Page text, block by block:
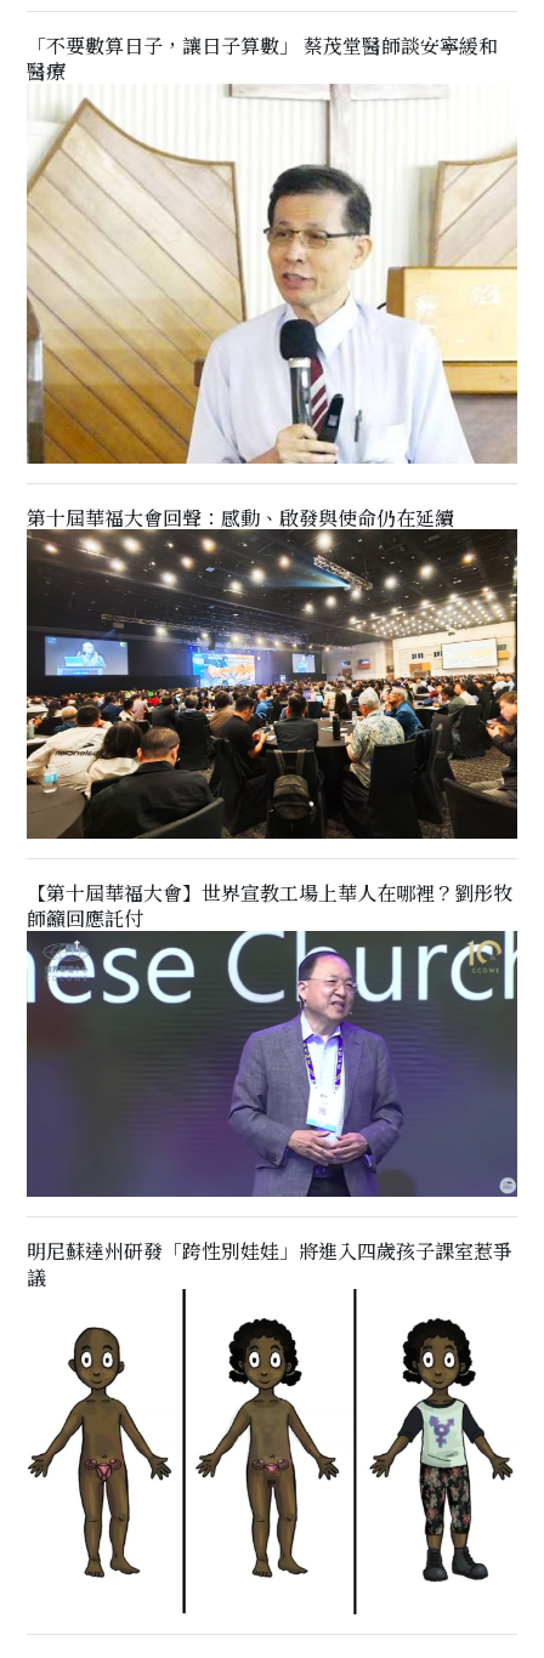
「不要數算日子，讓日子算數」 蔡茂堂醫師談安寧緩和
醫療
第十屆華福大會回聲：感動、啟發與使命仍在延續
【第十屆華福大會】世界宣教工場上華人在哪裡？劉彤牧
師籲回應託付
明尼蘇達州研發「跨性別娃娃」將進入四歲孩子課室惹爭
議